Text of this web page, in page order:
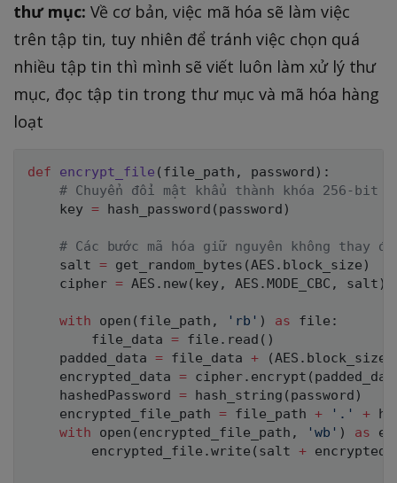
thư mục: Về cơ bản, việc mã hóa sẽ làm việc
trên tập tin, tuy nhiên để tránh việc chọn quá
nhiều tập tin thì mình sẽ viết luôn làm xử lý thư
mục, đọc tập tin trong thư mục và mã hóa hàng
loạt
def encrypt_file ( file_path , password ) :
# Chuyển đổi mật khẩu thành khóa 256-bit
    key
= hash_password ( password )
# Các bước mã hóa giữ nguyên không thay
    salt
= get_random_bytes (AES . block_size )
    cipher
= AES . new( key, AES .MODE_CBC , salt )
with open ( file_path , 'rb' ) as file :
        file_data
= file . read ( )
    padded_data
= file_data + (AES . block_size
    encrypted_data
= cipher. encrypt (
    hashedPassword
= hash_string ( password )
    encrypted_file_path
= file_path + '.' +
with
open ( encrypted_file_path , 'wb' ) as
        encrypted_file
.write ( salt +